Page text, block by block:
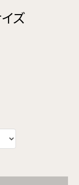
ズ